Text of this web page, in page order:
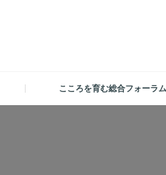
こころを育む総合フォーラム